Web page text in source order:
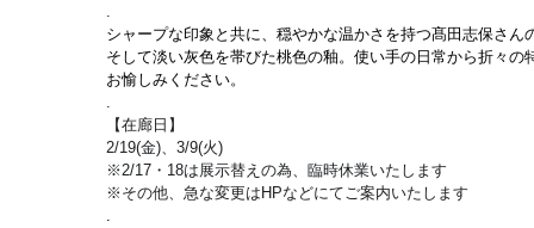
.
シャープな印象と共に、穏やかな温かさを持つ髙田志保さ
そして淡い灰色を帯びた桃色の釉。使い手の日常から折々
お愉しみください。
.
【在廊日】
2/19(金)、3/9(火)
※2/17・18は展示替えの為、臨時休業いたします
※その他、急な変更はHPなどにてご案内いたします
.